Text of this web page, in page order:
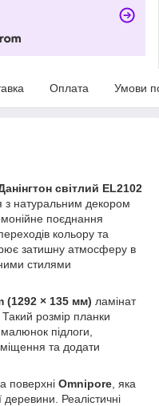
Оплата Умови
світлий EL2102
з натуральним декором
поєднання
кольору та
затишну атмосферу в
стилями
(1292 × 135 мм) ламінат
розмір планки
підлоги,
та додати
поверхні Omnipore , яка
Реалістичні